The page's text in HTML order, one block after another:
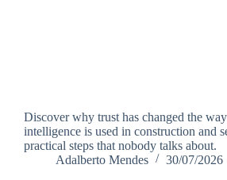
Discover why trust has changed the
intelligence is used in construction and
practical steps that nobody talks about.
Adalberto Mendes
30/07/2026